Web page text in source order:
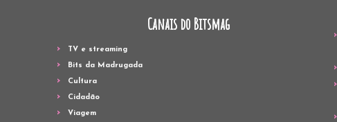
Canais do Bitsmag
TV e streaming
Bits da Madrugada
Cultura
Cidadão
Viagem